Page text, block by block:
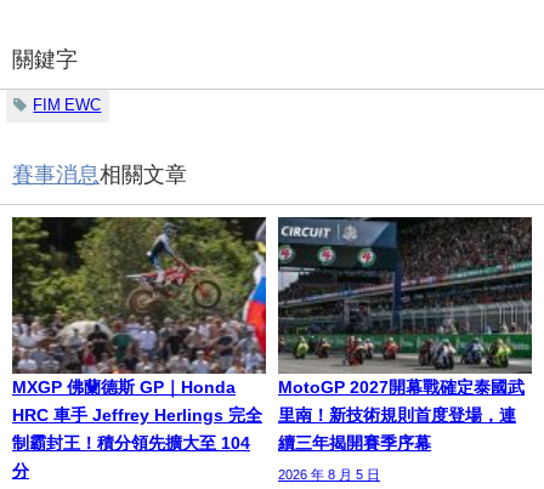
關鍵字
FIM EWC
賽事消息相關文章
MXGP 佛蘭德斯 GP｜Honda
HRC 車手 Jeffrey Herlings 完全
制霸封王！積分領先擴大至 104
分
MotoGP 2027開幕戰確定泰國武
里南！新技術規則首度登場，連
續三年揭開賽季序幕
2026 年 8 月 5 日